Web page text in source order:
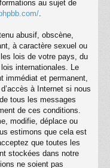
au sujet de
.
abusif, obscène,
à caractère sexuel ou
lois de votre pays, du
internationales. Le
immédiat et permanent,
à Internet si nous
tous les messages
de ces conditions.
modifie, déplace ou
estimons que cela est
que toutes les
stockées dans notre
ne soient pas